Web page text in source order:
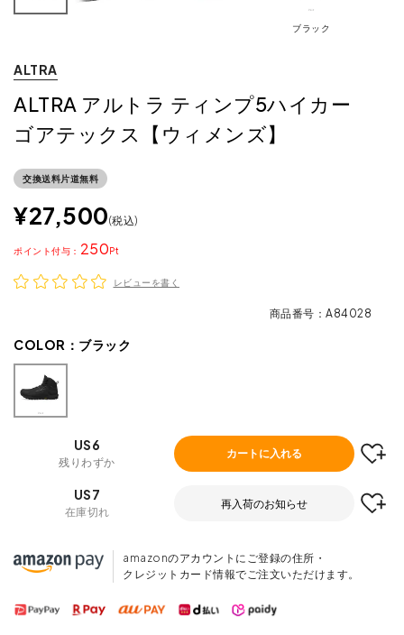
ブラック
ALTRA
ALTRA アルトラ ティンプ5ハイカー
ゴアテックス【ウィメンズ】
交換送料片道無料
¥27,500 税込
250
ポイント
レビューを書く
商品番号 A84028
COLOR： ブラック
US6
残りわずか
カートに入れる
US7
在庫切れ
再入荷のお知らせ
amazonのアカウントにご登録の住所・
クレジットカード情報でご注文いただけます。